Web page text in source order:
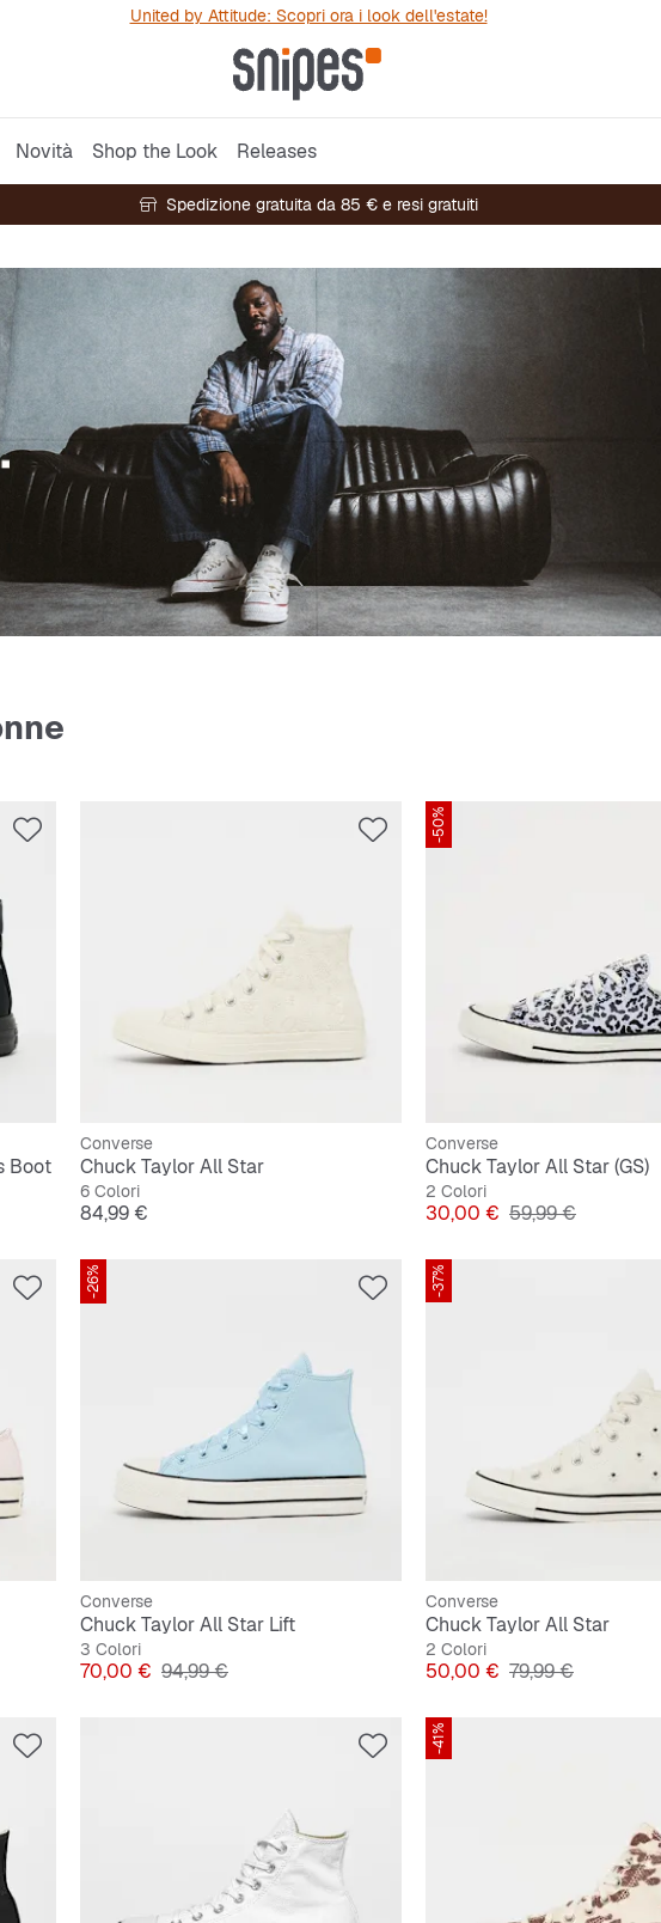
United by Attitude: Scopri ora i look dell'estate!
Novità Shop the Look Releases
Spedizione gratuita da 85 € e resi gratuiti
Boot
Converse
Chuck Taylor All Star
6 Colori
Prezzo
84,99 €
-50%
Converse
Chuck Taylor All Star (GS)
2 Colori
Prezzo
30,00 € Prezzo originale
59,99 €
-26%
Converse
Chuck Taylor All Star Lift
3 Colori
Prezzo
70,00 € Prezzo originale
94,99 €
-37%
Converse
Chuck Taylor All Star
2 Colori
Prezzo
50,00 € Prezzo originale
79,99 €
-41%